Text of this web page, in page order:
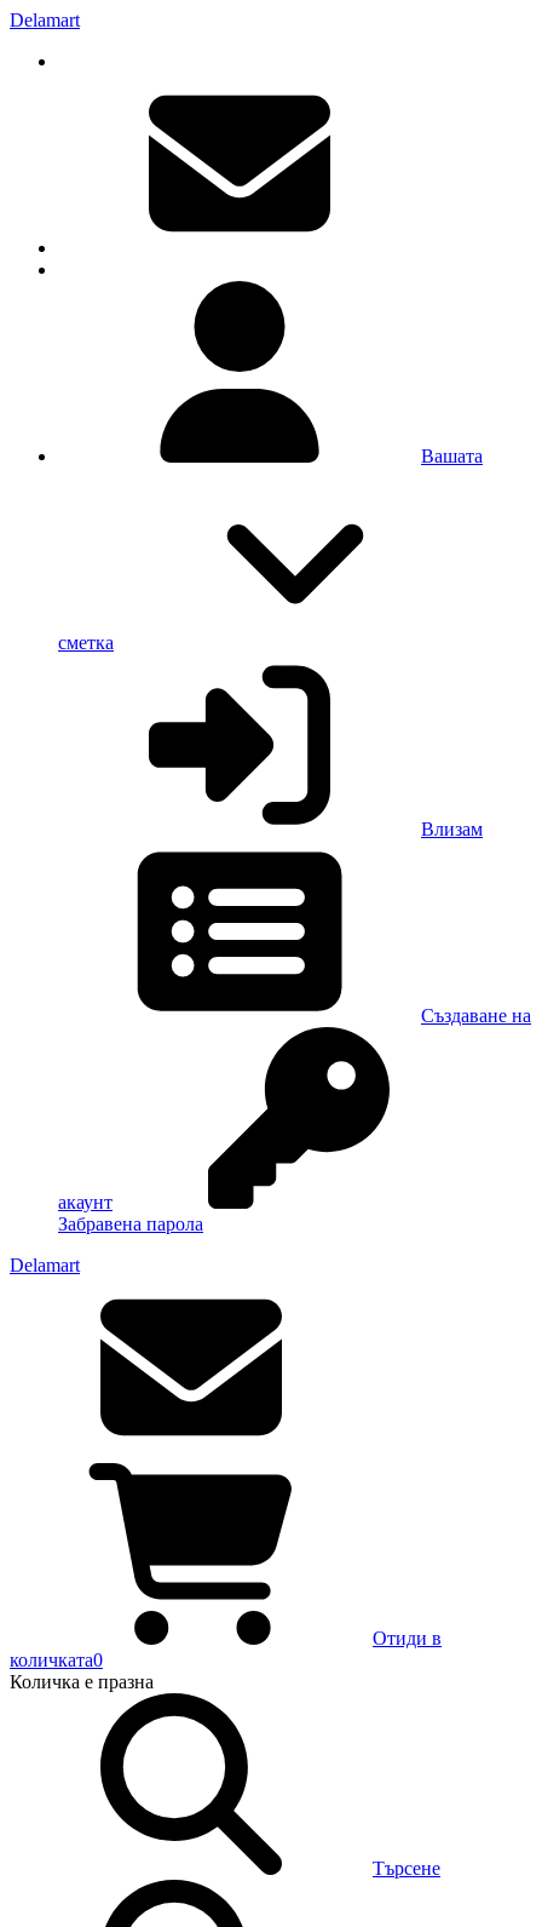
Delamart
Вашата
сметка
Влизам
Създаване на
акаунт
Забравена парола
Delamart
Отиди в
количката0
Количка е празна
Търсене